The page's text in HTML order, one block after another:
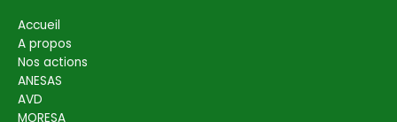
Accueil
A propos
Nos actions
ANESAS
AVD
MORESA